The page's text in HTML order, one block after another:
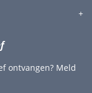
ontvangen? Meld